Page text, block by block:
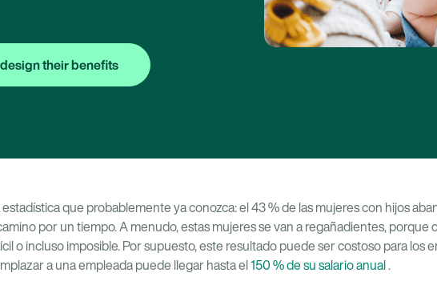
their benefits
que probablemente ya conozca: el 43 % de las mujeres con hijos
por un tiempo. A menudo, estas mujeres se van a regañadientes, porque
o incluso imposible. Por supuesto, este resultado puede ser costoso para los
a una empleada puede llegar hasta el 150 % de su salario anual .